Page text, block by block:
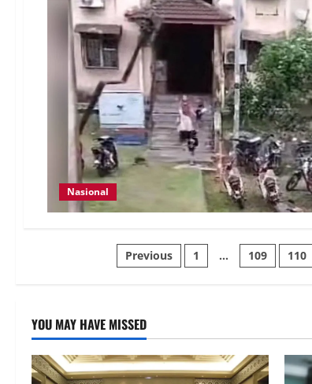
Nasional
Previous 1 … 109 110
YOU MAY HAVE MISSED